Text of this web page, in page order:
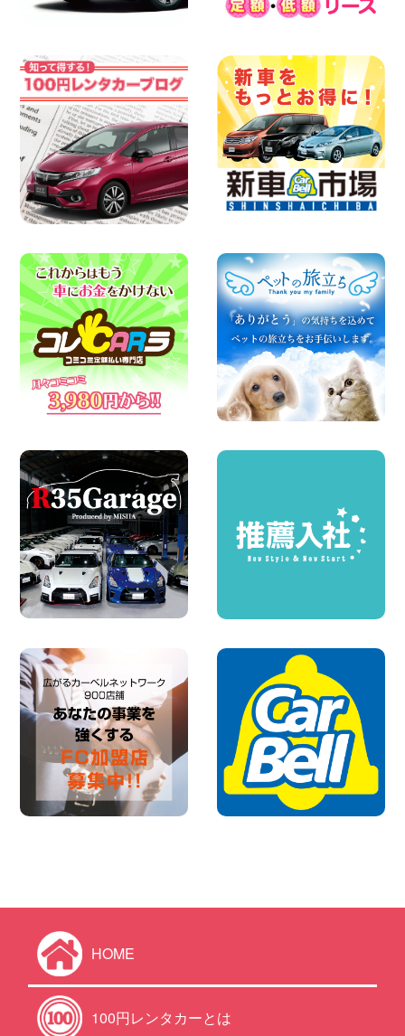
した!】 岐阜県 各務原那加店
お盆のご予定はお決まりですか?佐渡でレ
ンタカー借りるなら100円レンタカー! 新
潟県 両津店
100円レンタカー 両津
2026年08月04日
お引越しに便利で最適!(禁煙車両) 香川県
坂出川津店
100円レンタカー 坂出川津
2026年08月04日
8月 お盆休みのお知らせ 広島県 ベイシテ
2026年08月03日
ちょっとそこまで。もっと気軽に 埼玉県
西武秩父駅前店
100円レンタカー 西武秩父駅前
2026年08月03日
加古川店のレンタル車リスト!!! 兵庫県 加
古川店
100円レンタカー 加古川
2026年08月03日
圧倒的な存在感!【トヨタ・メガクルーザ
千葉北店
★五所川原の夏を100円レンタカーで満
喫しよう!★ 青森県 五所川原店
100円レンタカー 五所川原
2026年08月01日
新車レンタカー導入決定!ハイゼットカー
ゴ4WDが仲間入りします! 広島県 広島北
店
100円レンタカー 広島北
HOME
100円レンタカーとは